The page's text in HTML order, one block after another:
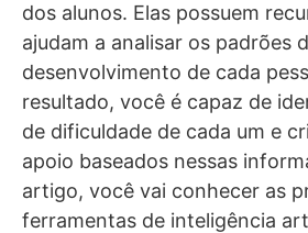
dos alunos. Elas possuem
ajudam a analisar os padrões
desenvolvimento de cada
resultado, você é capaz de
de dificuldade de cada um e
apoio baseados nessas
artigo, você vai conhecer as
ferramentas de inteligência